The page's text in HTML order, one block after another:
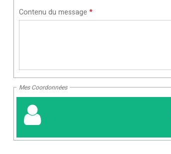
Contenu du message *
Mes Coordonnées